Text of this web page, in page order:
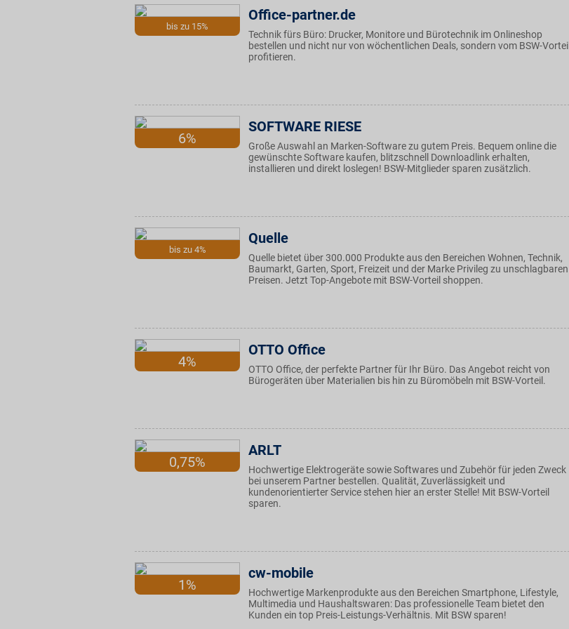
bis zu 15%
Office-partner.de
Technik fürs Büro: Drucker, Monitore und Bürotechnik im Onlineshop
bestellen und nicht nur von wöchentlichen Deals, sondern vom BSW-Vorteil
profitieren.
6%
SOFTWARE RIESE
Große Auswahl an Marken-Software zu gutem Preis. Bequem online die
gewünschte Software kaufen, blitzschnell Downloadlink erhalten,
installieren und direkt loslegen! BSW-Mitglieder sparen zusätzlich.
bis zu 4%
Quelle
Quelle bietet über 300.000 Produkte aus den Bereichen Wohnen, Technik,
Baumarkt, Garten, Sport, Freizeit und der Marke Privileg zu unschlagbaren
Preisen. Jetzt Top-Angebote mit BSW-Vorteil shoppen.
4%
OTTO Office
OTTO Office, der perfekte Partner für Ihr Büro. Das Angebot reicht von
Bürogeräten über Materialien bis hin zu Büromöbeln mit BSW-Vorteil.
0,75%
ARLT
Hochwertige Elektrogeräte sowie Softwares und Zubehör für jeden Zweck
bei unserem Partner bestellen. Qualität, Zuverlässigkeit und
kundenorientierter Service stehen hier an erster Stelle! Mit BSW-Vorteil
sparen.
1%
cw-mobile
Hochwertige Markenprodukte aus den Bereichen Smartphone, Lifestyle,
Multimedia und Haushaltswaren: Das professionelle Team bietet den
Kunden ein top Preis-Leistungs-Verhältnis. Mit BSW sparen!